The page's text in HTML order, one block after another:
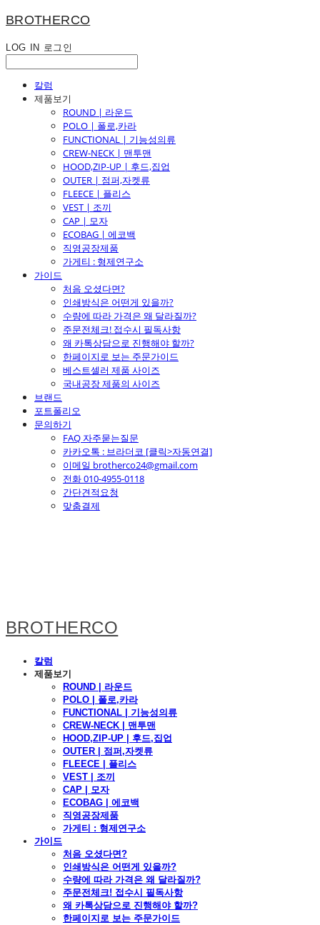
BROTHERCO
LOG IN 로그인
칼럼
제품보기
ROUND | 라운드
POLO | 폴로,카라
FUNCTIONAL | 기능성의류
CREW-NECK | 맨투맨
HOOD,ZIP-UP | 후드,집업
OUTER | 점퍼,자켓류
FLEECE | 플리스
VEST | 조끼
CAP | 모자
ECOBAG | 에코백
직영공장제품
가게티 : 형제연구소
가이드
처음 오셨다면?
인쇄방식은 어떤게 있을까?
수량에 따라 가격은 왜 달라질까?
주문전체크! 접수시 필독사항
왜 카톡상담으로 진행해야 할까?
한페이지로 보는 주문가이드
베스트셀러 제품 사이즈
국내공장 제품의 사이즈
브랜드
포트폴리오
문의하기
FAQ 자주묻는질문
카카오톡 : 브라더코 [클릭>자동연결]
이메일 brotherco24@gmail.com
전화 010-4955-0118
간단견적요청
맞춤결제
BROTHERCO
칼럼
제품보기
ROUND | 라운드
POLO | 폴로,카라
FUNCTIONAL | 기능성의류
CREW-NECK | 맨투맨
HOOD,ZIP-UP | 후드,집업
OUTER | 점퍼,자켓류
FLEECE | 플리스
VEST | 조끼
CAP | 모자
ECOBAG | 에코백
직영공장제품
가게티 : 형제연구소
가이드
처음 오셨다면?
인쇄방식은 어떤게 있을까?
수량에 따라 가격은 왜 달라질까?
주문전체크! 접수시 필독사항
왜 카톡상담으로 진행해야 할까?
한페이지로 보는 주문가이드